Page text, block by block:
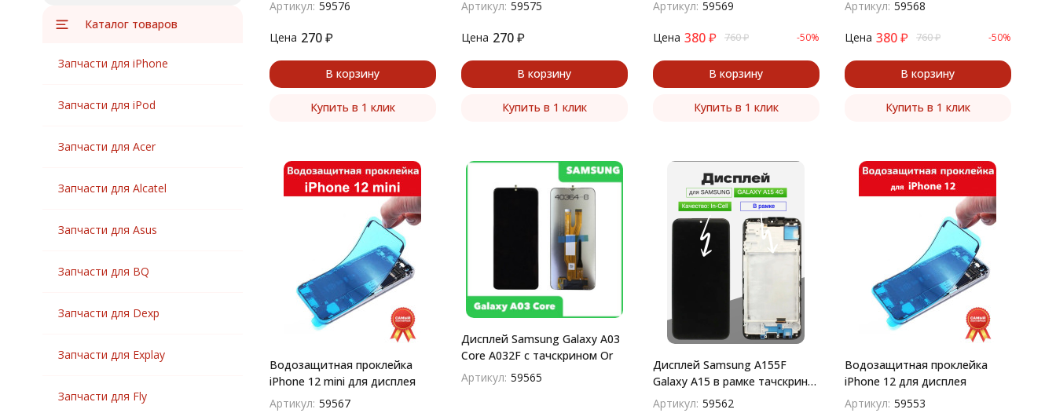
Артикул: 59576
Цена 270 ₽
В корзину
Купить в 1 клик
Артикул: 59575
Цена 270 ₽
В корзину
Купить в 1 клик
Артикул: 59569
Цена 380 ₽ 760₽ -50%
В корзину
Купить в 1 клик
Артикул: 59568
Цена 380 ₽ 760₽ -50%
В корзину
Купить в 1 клик
Водозащитная проклейка
iPhone 12 mini для дисплея
Артикул: 59567
Дисплей Samsung Galaxy A03
Core A032F с тачскрином Or
Артикул: 59565
Дисплей Samsung A155F
Galaxy A15 в рамке тачскрин
(In-Cell) (черный)
Артикул: 59562
Водозащитная проклейка
iPhone 12​ для дисплея
Артикул: 59553
Разъем зарядки / USB
Системная плата
Скотч для стекла
Стекло
Стеклянные вставки
{Стекло,Тачскрин}
Каталог товаров
Запчасти для iPhone
Запчасти для iPod
Запчасти для Acer
Запчасти для Alcatel
Запчасти для Asus
Запчасти для BQ
Запчасти для Dexp
Запчасти для Explay
Запчасти для Fly